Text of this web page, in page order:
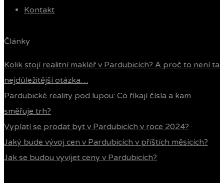
Kontakt
Články
Kolik stojí realitní makléř v Pardubicích? A proč to není ta
nejdůležitější otázka…
Pardubické reality pod lupou: Co říkají čísla a kam
směřuje trh?
Vyplatí se prodat byt v Pardubicích v roce 2024?
Jaký bude vývoj cen v Pardubicích v příštích měsících?
Jak se budou vyvíjet ceny v Pardubicích?